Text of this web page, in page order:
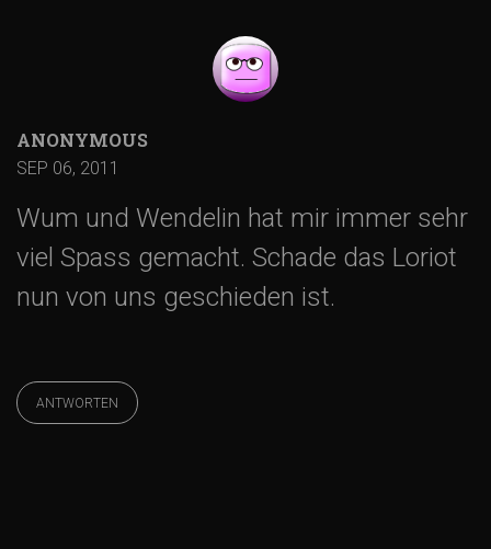
a
t
i
o
n
ANONYMOUS
SEP 06, 2011
Wum und Wendelin hat mir immer sehr
viel Spass gemacht. Schade das Loriot
nun von uns geschieden ist.
ANTWORTEN